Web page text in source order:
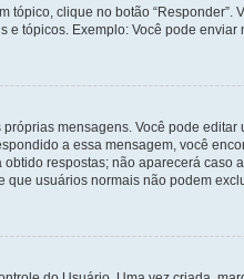
clique no botão
tópicos. Exemplo: Você pode enviar
mensagens. Você pode
a essa mensagem, você
respostas; não aparecerá caso
usuários normais não podem